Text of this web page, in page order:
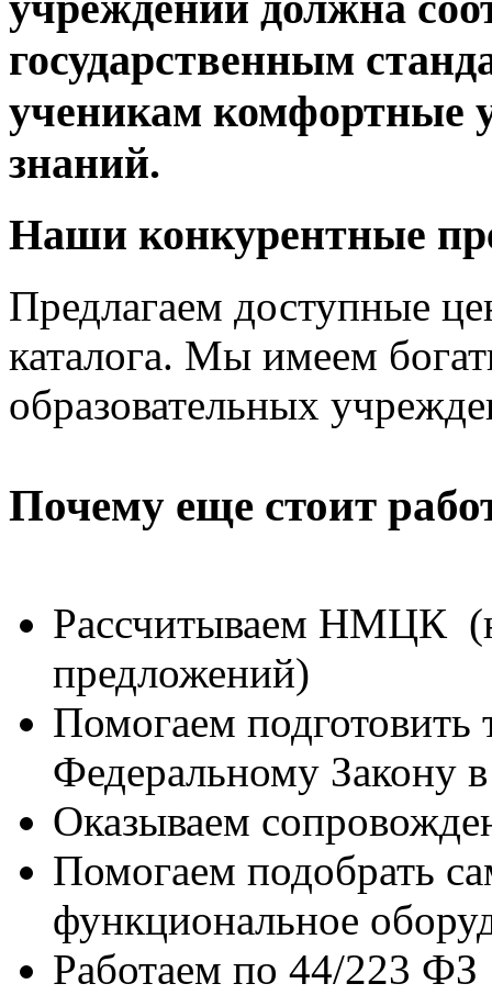
государственным
ученикам комфортные
знаний.
Наши конкурентные
Предлагаем доступные
каталога. Мы имеем
образовательных
Почему еще стоит
Рассчитываем НМЦК
предложений)
Помогаем подготовить
Федеральному Закону
Оказываем
Помогаем подобрать
функциональное
Работаем по 44/223 ФЗ